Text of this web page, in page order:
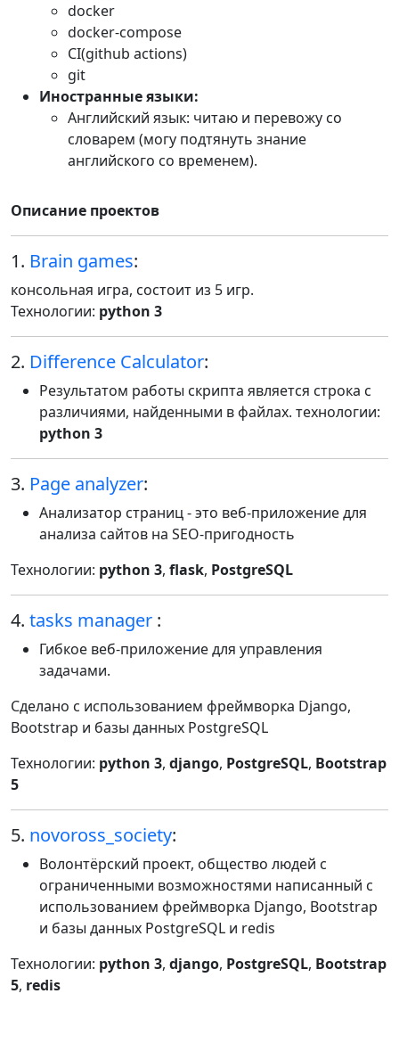
docker
docker-compose
CI(github actions)
git
Иностранные языки:
Английский язык: читаю и перевожу со
словарем (могу подтянуть знание
английского со временем).
Описание проектов
1. Brain games:
консольная игра, состоит из 5 игр.
Технологии: python 3
2. Difference Calculator:
Результатом работы скрипта является строка с
различиями, найденными в файлах. технологии:
python 3
3. Page analyzer:
Анализатор страниц - это веб-приложение для
анализа сайтов на SEO-пригодность
Технологии: python 3, flask, PostgreSQL
4. tasks manager :
Гибкое веб-приложение для управления
задачами.
Сделано с использованием фреймворка Django,
Bootstrap и базы данных PostgreSQL
Технологии: python 3, django, PostgreSQL, Bootstrap
5
5. novoross_society:
Волонтёрский проект, общество людей с
ограниченными возможностями написанный с
использованием фреймворка Django, Bootstrap
и базы данных PostgreSQL и redis
Технологии: python 3, django, PostgreSQL, Bootstrap
5, redis